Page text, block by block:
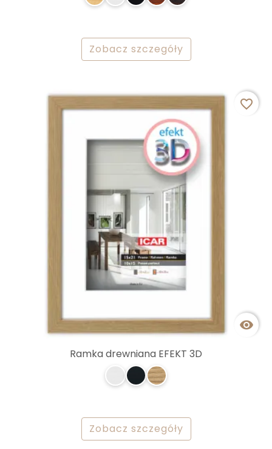
Zobacz szczegóły

favorite_border
Ramka drewniana EFEKT 3D
Zobacz szczegóły